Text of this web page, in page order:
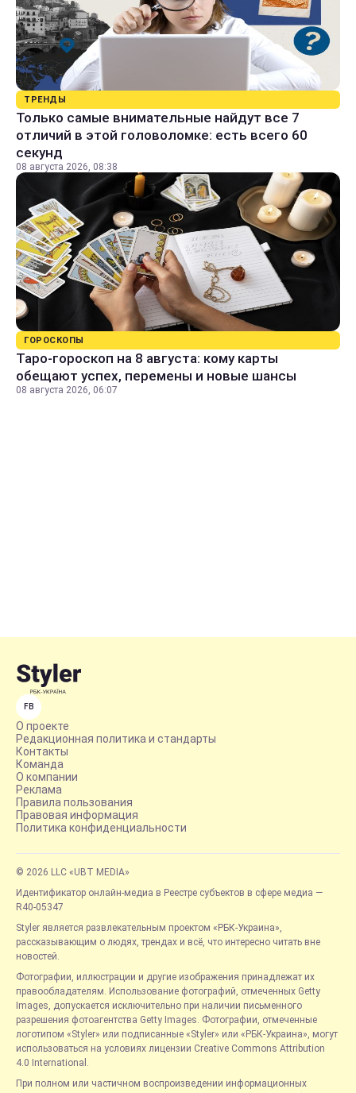
ТРЕНДЫ
Только самые внимательные найдут все 7
отличий в этой головоломке: есть всего 60
секунд
08 августа 2026, 08:38
ГОРОСКОПЫ
Таро-гороскоп на 8 августа: кому карты
обещают успех, перемены и новые шансы
08 августа 2026, 06:07
FB
О проекте
Редакционная политика и стандарты
Контакты
Команда
О компании
Реклама
Правила пользования
Правовая информация
Политика конфиденциальности
© 2026 LLC «UBT MEDIA»
Идентификатор онлайн-медиа в Реестре субъектов в сфере медиа —
R40-05347
Styler является развлекательным проектом «РБК-Украина»,
рассказывающим о людях, трендах и всё, что интересно читать вне
новостей.
Фотографии, иллюстрации и другие изображения принадлежат их
правообладателям. Использование фотографий, отмеченных Getty
Images, допускается исключительно при наличии письменного
разрешения фотоагентства Getty Images. Фотографии, отмеченные
логотипом «Styler» или подписанные «Styler» или «РБК-Украина», могут
использоваться на условиях лицензии Creative Commons Attribution
4.0 International.
При полном или частичном воспроизведении информационных